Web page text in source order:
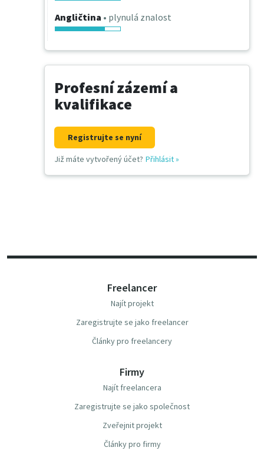
Angličtina • plynulá znalost
Profesní zázemí a
kvalifikace
Registrujte se nyní
Již máte vytvořený účet? Přihlásit»
Freelancer
Najít projekt
Zaregistrujte se jako freelancer
Články pro freelancery
Firmy
Najít freelancera
Zaregistrujte se jako společnost
Zveřejnit projekt
Články pro firmy